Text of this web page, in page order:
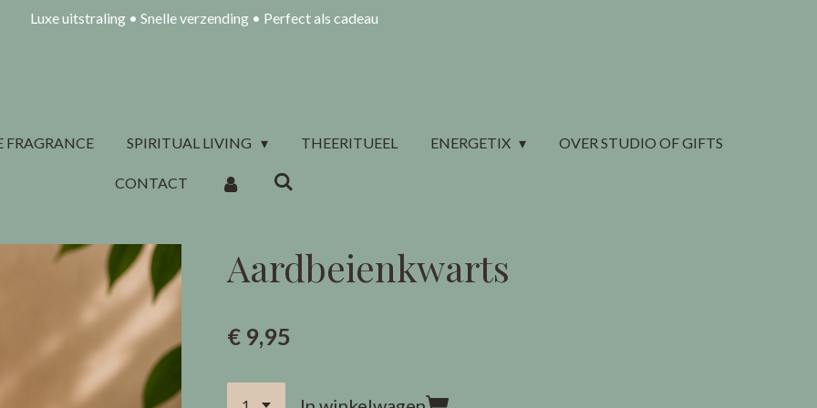
Luxe uitstraling • Snelle verzending • Perfect als cadeau
FRAGRANCE SPIRITUAL LIVING THEERITUEEL ENERGETIX OVER STUDIO OF GIFTS
CONTACT
Aardbeienkwarts
€ 9,95